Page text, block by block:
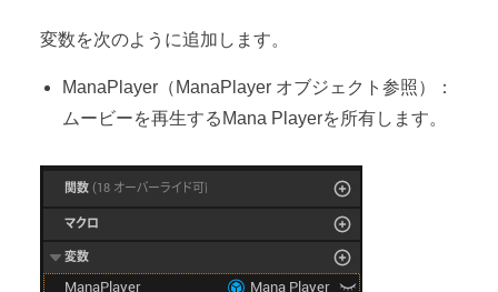
変数を次のように追加します。
ManaPlayer（ManaPlayer オブジェクト参照）：
ムービーを再生するMana Playerを所有します。